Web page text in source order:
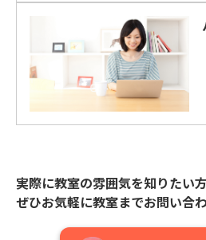
実際に教室の雰囲気を知りたい
ぜひお気軽に教室までお問い合